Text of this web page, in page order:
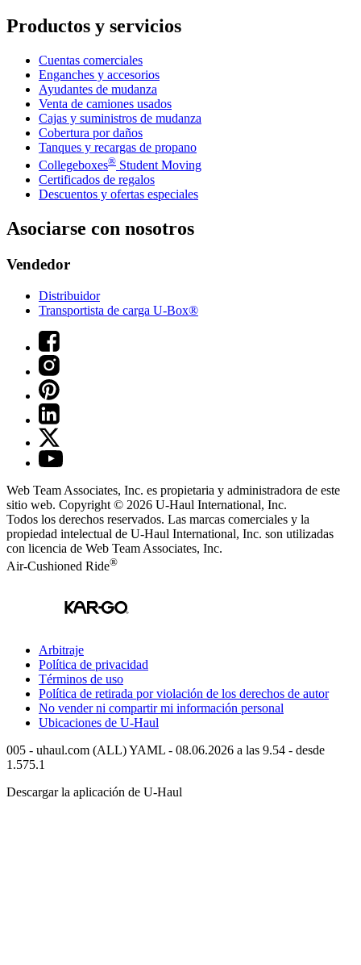
Productos y servicios
Cuentas comerciales
Enganches y accesorios
Ayudantes de mudanza
Venta de camiones usados
Cajas y suministros de mudanza
Cobertura por daños
Tanques y recargas de propano
Collegeboxes® Student Moving
Certificados de regalos
Descuentos y ofertas especiales
Asociarse con nosotros
Vendedor
Distribuidor
Transportista de carga U-Box®
Web Team Associates, Inc. es propietaria y administradora de este
sitio web. Copyright © 2026 U-Haul International, Inc.
Todos los derechos reservados. Las marcas comerciales y la
propiedad intelectual de U-Haul International, Inc. son utilizadas
con licencia de Web Team Associates, Inc.
Air-Cushioned Ride®
Arbitraje
Política de privacidad
Términos de uso
Política de retirada por violación de los derechos de autor
No vender ni compartir mi información personal
Ubicaciones de U-Haul
005 - uhaul.com (ALL) YAML - 08.06.2026 a las 9.54 - desde
1.575.1
Descargar la aplicación de U-Haul